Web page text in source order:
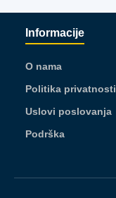
Informacije
O nama
Politika privatnosti
Uslovi poslovanja
Podrška